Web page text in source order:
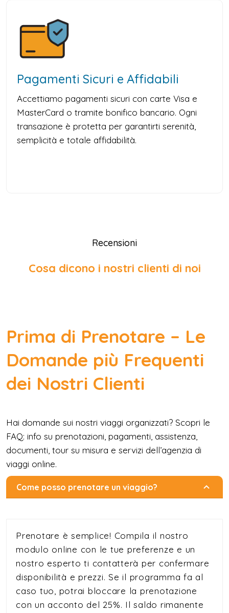
Pagamenti Sicuri e Affidabili
Accettiamo pagamenti sicuri con carte Visa e
MasterCard o tramite bonifico bancario. Ogni
transazione è protetta per garantirti serenità,
semplicità e totale affidabilità.
Recensioni
Cosa dicono i nostri clienti di noi
Prima di Prenotare – Le
Domande più Frequenti
dei Nostri Clienti
Hai domande sui nostri viaggi organizzati? Scopri le
FAQ: info su prenotazioni, pagamenti, assistenza,
documenti, tour su misura e servizi dell’agenzia di
viaggi online.
Come posso prenotare un viaggio?
Prenotare è semplice! Compila il nostro
modulo online con le tue preferenze e un
nostro esperto ti contatterà per confermare
disponibilità e prezzi. Se il programma fa al
caso tuo, potrai bloccare la prenotazione
con un acconto del 25%. Il saldo rimanente